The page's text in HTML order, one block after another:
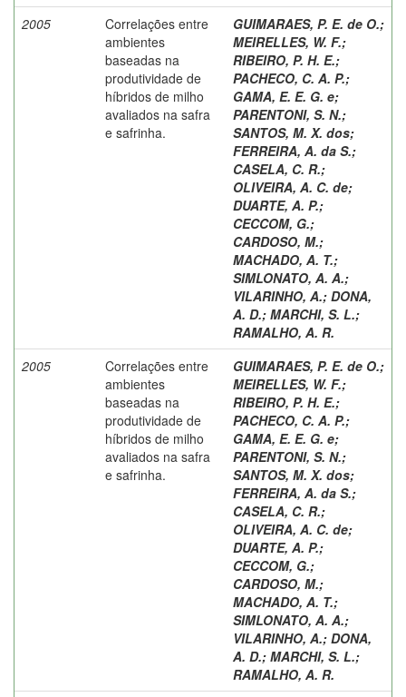
2005
Correlações entre
ambientes
baseadas na
produtividade de
híbridos de milho
avaliados na safra
e safrinha.
GUIMARAES, P. E. de O.;
MEIRELLES, W. F.;
RIBEIRO, P. H. E.;
PACHECO, C. A. P.;
GAMA, E. E. G. e;
PARENTONI, S. N.;
SANTOS, M. X. dos;
FERREIRA, A. da S.;
CASELA, C. R.;
OLIVEIRA, A. C. de;
DUARTE, A. P.;
CECCOM, G.;
CARDOSO, M.;
MACHADO, A. T.;
SIMLONATO, A. A.;
VILARINHO, A.; DONA,
A. D.; MARCHI, S. L.;
RAMALHO, A. R.
2005
Correlações entre
ambientes
baseadas na
produtividade de
híbridos de milho
avaliados na safra
e safrinha.
GUIMARAES, P. E. de O.;
MEIRELLES, W. F.;
RIBEIRO, P. H. E.;
PACHECO, C. A. P.;
GAMA, E. E. G. e;
PARENTONI, S. N.;
SANTOS, M. X. dos;
FERREIRA, A. da S.;
CASELA, C. R.;
OLIVEIRA, A. C. de;
DUARTE, A. P.;
CECCOM, G.;
CARDOSO, M.;
MACHADO, A. T.;
SIMLONATO, A. A.;
VILARINHO, A.; DONA,
A. D.; MARCHI, S. L.;
RAMALHO, A. R.